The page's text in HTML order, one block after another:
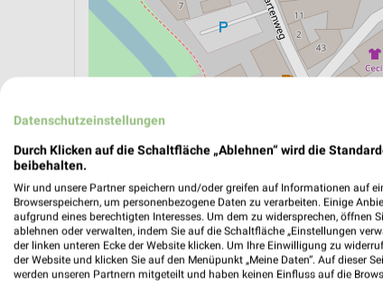
ÖPNV ANZEIGEN LADESÄULEN
Datenschutzeinstellungen
Durch Klicken auf die Schaltfläche „Ablehnen“ wird die
beibehalten.
Wir und unsere Partner speichern und/oder greifen auf Informationen auf
Browserspeichern, um personenbezogene Daten zu verarbeiten. Einige
aufgrund eines berechtigten Interesses. Um dem zu widersprechen, öffnen
ablehnen oder verwalten, indem Sie auf die Schaltfläche „Einstellungen
der linken unteren Ecke der Website klicken. Um Ihre Einwilligung zu
der Website und klicken Sie auf den Menüpunkt „Meine Daten“. Auf dieser
werden unseren Partnern mitgeteilt und haben keinen Einfluss auf die